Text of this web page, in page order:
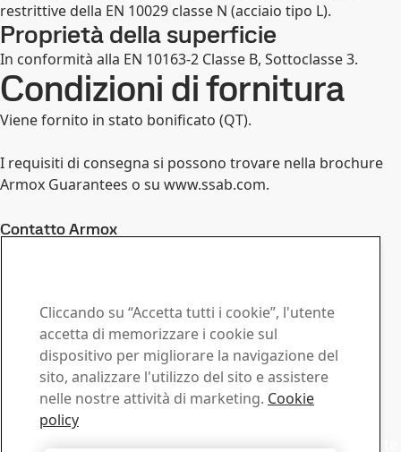
restrittive della EN 10029 classe N (acciaio tipo L).
Proprietà della superficie
In conformità alla EN 10163-2 Classe B, Sottoclasse 3.
Condizioni di fornitura
Viene fornito in stato bonificato (QT).
I requisiti di consegna si possono trovare nella brochure
Armox Guarantees o su www.ssab.com.
Contatto Armox
richiesta
Centro download
Cerca e scarica brochures, certificati e altri documenti
Vai al download
Commerciale
Mettiti in contatto con il supporto commerciale per offerte
Cliccando su “Accetta tutti i cookie”, l'utente
accetta di memorizzare i cookie sul
dispositivo per migliorare la navigazione del
sito, analizzare l'utilizzo del sito e assistere
nelle nostre attività di marketing. Cookie
policy